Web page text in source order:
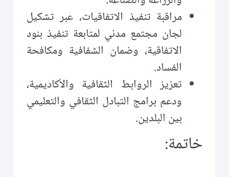
مراقبة تنفيذ الاتفاقيات، عبر تشكيل
لجان مجتمع مدني لمتابعة تنفيذ بنود
الاتفاقية، وضمان الشفافية ومكافحة
الفساد.
تعزيز الروابط الثقافية والأكاديمية،
ودعم برامج التبادل الثقافي والتعليمي
بين البلدين.
خاتمة: